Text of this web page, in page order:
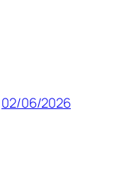
02/06/2026